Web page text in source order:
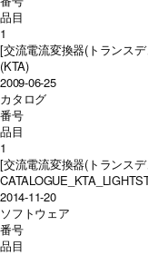
品目
1
[交流電流変換器(トランス
(KTA)
2009-06-25
カタログ
番号
品目
1
[交流電流変換器(トランス
2014-11-20
ソフトウェア
番号
品目